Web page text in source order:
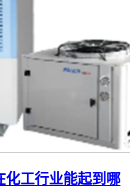
化工行业能起到哪